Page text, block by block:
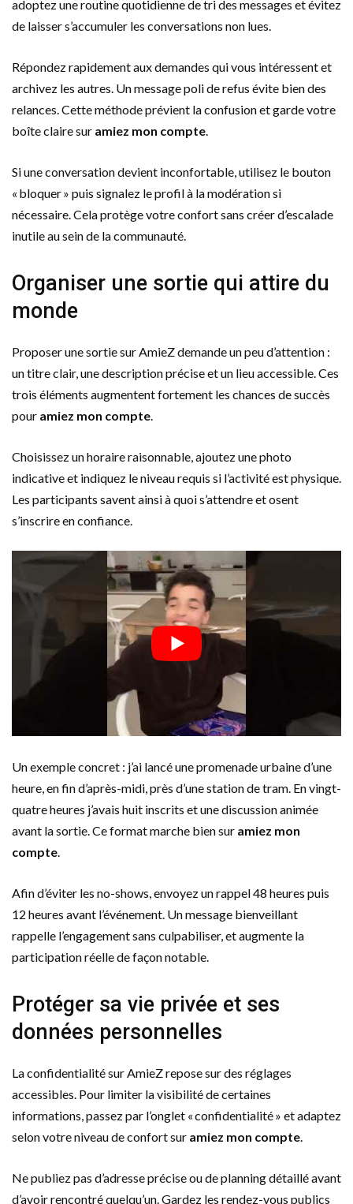
adoptez une routine quotidienne de tri des messages et évitez
de laisser s’accumuler les conversations non lues.
Répondez rapidement aux demandes qui vous intéressent et
archivez les autres. Un message poli de refus évite bien des
relances. Cette méthode prévient la confusion et garde votre
boîte claire sur amiez mon compte.
Si une conversation devient inconfortable, utilisez le bouton
« bloquer » puis signalez le profil à la modération si
nécessaire. Cela protège votre confort sans créer d’escalade
inutile au sein de la communauté.
Organiser une sortie qui attire du
monde
Proposer une sortie sur AmieZ demande un peu d’attention :
un titre clair, une description précise et un lieu accessible. Ces
trois éléments augmentent fortement les chances de succès
pour amiez mon compte.
Choisissez un horaire raisonnable, ajoutez une photo
indicative et indiquez le niveau requis si l’activité est physique.
Les participants savent ainsi à quoi s’attendre et osent
s’inscrire en confiance.
Un exemple concret : j’ai lancé une promenade urbaine d’une
heure, en fin d’après-midi, près d’une station de tram. En vingt-
quatre heures j’avais huit inscrits et une discussion animée
avant la sortie. Ce format marche bien sur amiez mon
compte.
Afin d’éviter les no-shows, envoyez un rappel 48 heures puis
12 heures avant l’événement. Un message bienveillant
rappelle l’engagement sans culpabiliser, et augmente la
participation réelle de façon notable.
Protéger sa vie privée et ses
données personnelles
La confidentialité sur AmieZ repose sur des réglages
accessibles. Pour limiter la visibilité de certaines
informations, passez par l’onglet « confidentialité » et adaptez
selon votre niveau de confort sur amiez mon compte.
Ne publiez pas d’adresse précise ou de planning détaillé avant
d’avoir rencontré quelqu’un. Gardez les rendez-vous publics